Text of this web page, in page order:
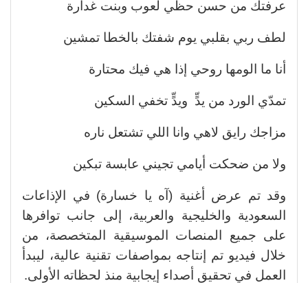
عرفتك من حسن حظي لعوب وبنت غدارة
لطف ربي بقلبي يوم شفتك بالخطا تمشين
أنا ما الومها روحي إذا هي فيك محتارة
تمدّي الورد من يدٍّ ويدٍّ تخفي السكين
مزاجك رايق لاهي وانا اللي تشتعل ناره
ولا من ضحكت أيامي تجيني عابسة تبكين
وقد تم عرض أغنية (آه يا خسارة) في الإذاعات
السعودية والخليجية والعربية، إلى جانب توافرها
على جميع المنصات الموسيقية المتخصصة، من
خلال فيديو تم إنتاجه بمواصفات تقنية عالية، ليبدأ
العمل في تحقيق أصداء إيجابية منذ لحظاته الأولى.